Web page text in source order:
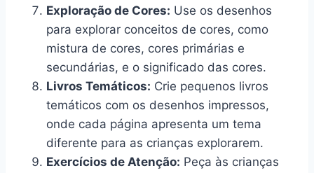
Exploração de Cores: Use os desenhos
para explorar conceitos de cores, como
mistura de cores, cores primárias e
secundárias, e o significado das cores.
Livros Temáticos: Crie pequenos livros
temáticos com os desenhos impressos,
onde cada página apresenta um tema
diferente para as crianças explorarem.
Exercícios de Atenção: Peça às crianças